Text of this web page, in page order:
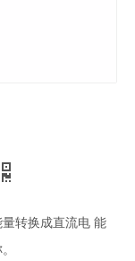
转换成直流电 能